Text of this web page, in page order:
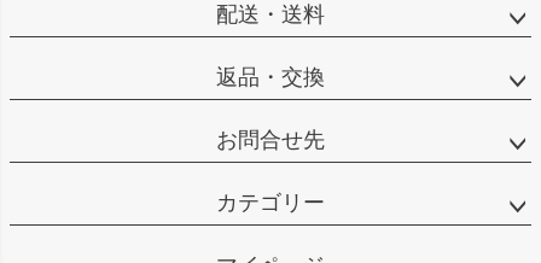
配送・送料
返品・交換
お問合せ先
カテゴリー